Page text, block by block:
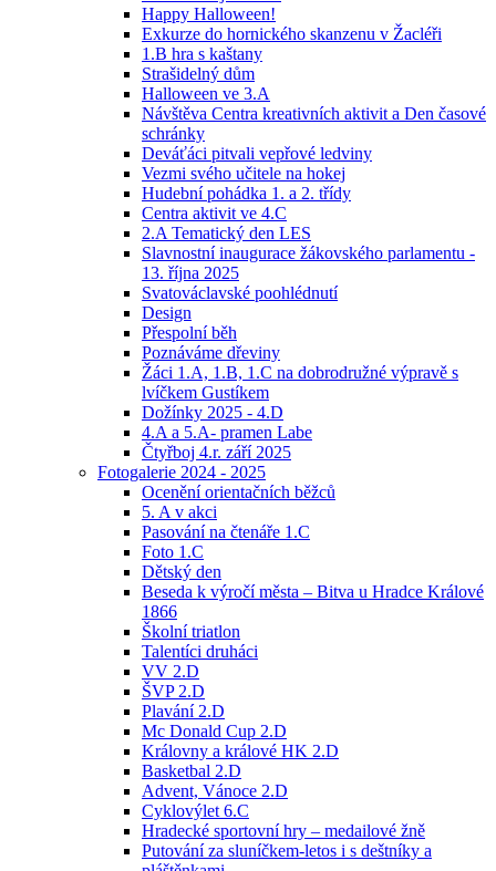
Happy Halloween!
Exkurze do hornického skanzenu v Žacléři
1.B hra s kaštany
Strašidelný dům
Halloween ve 3.A
Návštěva Centra kreativních aktivit a Den časové
schránky
Deváťáci pitvali vepřové ledviny
Vezmi svého učitele na hokej
Hudební pohádka 1. a 2. třídy
Centra aktivit ve 4.C
2.A Tematický den LES
Slavnostní inaugurace žákovského parlamentu -
13. října 2025
Svatováclavské poohlédnutí
Design
Přespolní běh
Poznáváme dřeviny
Žáci 1.A, 1.B, 1.C na dobrodružné výpravě s
lvíčkem Gustíkem
Dožínky 2025 - 4.D
4.A a 5.A- pramen Labe
Čtyřboj 4.r. září 2025
Fotogalerie 2024 - 2025
Ocenění orientačních běžců
5. A v akci
Pasování na čtenáře 1.C
Foto 1.C
Dětský den
Beseda k výročí města – Bitva u Hradce Králové
1866
Školní triatlon
Talentíci druháci
VV 2.D
ŠVP 2.D
Plavání 2.D
Mc Donald Cup 2.D
Královny a králové HK 2.D
Basketbal 2.D
Advent, Vánoce 2.D
Cyklovýlet 6.C
Hradecké sportovní hry – medailové žně
Putování za sluníčkem-letos i s deštníky a